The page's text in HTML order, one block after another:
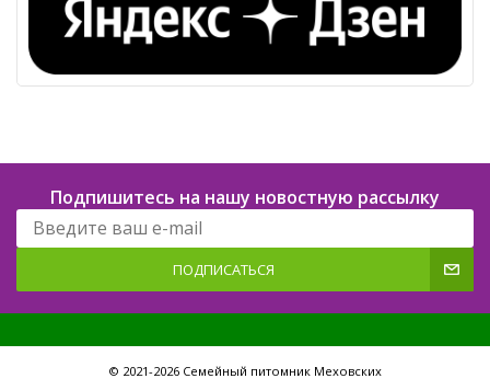
Подпишитесь на нашу новостную рассылку
ПОДПИСАТЬСЯ
© 2021-2026 Семейный питомник Меховских